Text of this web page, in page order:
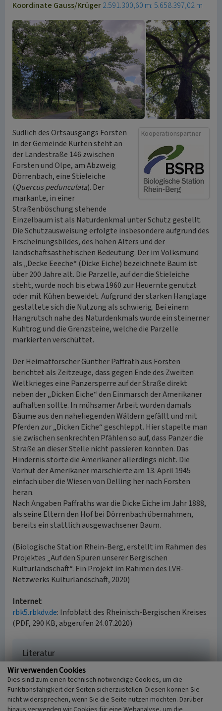
Koordinate Gauss/Krüger2.591.300,60 m: 5.658.397,02 m
Kooperationspartner
Südlich des Ortsausgangs Forsten
in der Gemeinde Kürten steht an
der Landestraße 146 zwischen
Forsten und Olpe, am Abzweig
Dörrenbach, eine Stieleiche
(Quercus pedunculata). Der
markante, in einer
Straßenböschung stehende
Einzelbaum ist als Naturdenkmal unter Schutz gestellt.
Die Schutzausweisung erfolgte insbesondere aufgrund des
Erscheinungsbildes, des hohen Alters und der
landschaftsästhetischen Bedeutung. Der im Volksmund
als „Decke Eeeche“ (Dicke Eiche) bezeichnete Baum ist
über 200 Jahre alt. Die Parzelle, auf der die Stieleiche
steht, wurde noch bis etwa 1960 zur Heuernte genutzt
oder mit Kühen beweidet. Aufgrund der starken Hanglage
gestaltete sich die Nutzung als schwierig. Bei einem
Hangrutsch nahe des Naturdenkmals wurde ein steinerner
Kuhtrog und die Grenzsteine, welche die Parzelle
markierten verschüttet.
Der Heimatforscher Günther Paffrath aus Forsten
berichtet als Zeitzeuge, dass gegen Ende des Zweiten
Weltkrieges eine Panzersperre auf der Straße direkt
neben der „Dicken Eiche“ den Einmarsch der Amerikaner
aufhalten sollte. In mühsamer Arbeit wurden damals
Bäume aus den naheliegenden Wäldern gefällt und mit
Pferden zur „Dicken Eiche“ geschleppt. Hier stapelte man
sie zwischen senkrechten Pfählen so auf, dass Panzer die
Straße an dieser Stelle nicht passieren konnten. Das
Hindernis störte die Amerikaner allerdings nicht. Die
Vorhut der Amerikaner marschierte am 13. April 1945
einfach über die Wiesen von Delling her nach Forsten
heran.
Nach Angaben Paffraths war die Dicke Eiche im Jahr 1888,
als seine Eltern den Hof bei Dörrenbach übernahmen,
bereits ein stattlich ausgewachsener Baum.
(Biologische Station Rhein-Berg, erstellt im Rahmen des
Projektes „Auf den Spuren unserer Bergischen
Kulturlandschaft“. Ein Projekt im Rahmen des LVR-
Netzwerks Kulturlandschaft, 2020)
Internet
rbk5.rbkdv.de: Infoblatt des Rheinisch-Bergischen Kreises
(PDF, 290 KB, abgerufen 24.07.2020)
Literatur
Förster, Kunibert / Geschichtsverein für die
Gemeinde Kürten und Umgebung e. V. (Hrsg.)
(2009) Kulturhistorische Zeugnisse in der Gemeinde
Kürten. Von Wegekreuzen, Mühlen und Dolinen. S.
Wir verwenden Cookies
Dies sind zum einen technisch notwendige Cookies, um die
Funktionsfähigkeit der Seiten sicherzustellen. Diesen können Sie
nicht widersprechen, wenn Sie die Seite nutzen möchten. Darüber